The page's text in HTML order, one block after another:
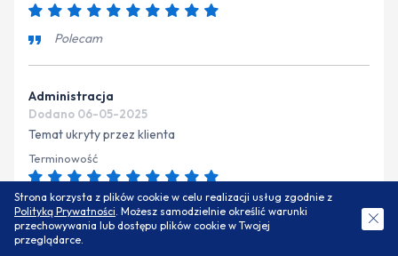
Polecam
Administracja
Dodano 06-05-2025
Temat ukryty przez klienta
Terminowość
Rzetelność
Polecam bardzo:)
ZAMÓW DARMOWĄ WYCENĘ
Strona korzysta z plików cookie w celu realizacji usług zgodnie z
Polityką Prywatności. Możesz samodzielnie określić warunki
przechowywania lub dostępu plików cookie w Twojej
przeglądarce.